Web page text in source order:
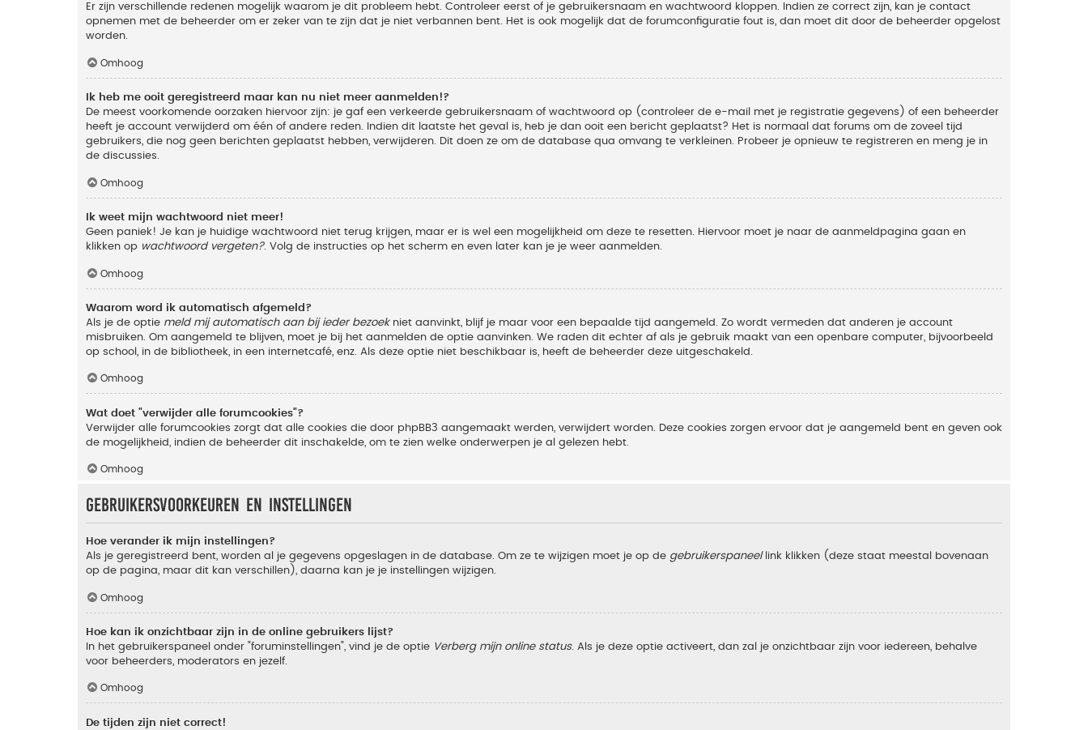
Er zijn verschillende redenen mogelijk waarom je dit probleem hebt. Controleer eerst of je gebruikersnaam en wachtwoord kloppen. Indien ze correct zijn, kan je contact
opnemen met de beheerder om er zeker van te zijn dat je niet verbannen bent. Het is ook mogelijk dat de forumconfiguratie fout is, dan moet dit door de beheerder opgelost
worden.
Omhoog
Ik heb me ooit geregistreerd maar kan nu niet meer aanmelden!?
De meest voorkomende oorzaken hiervoor zijn: je gaf een verkeerde gebruikersnaam of wachtwoord op (controleer de e-mail met je registratie gegevens) of een beheerder
heeft je account verwijderd om één of andere reden. Indien dit laatste het geval is, heb je dan ooit een bericht geplaatst? Het is normaal dat forums om de zoveel tijd
gebruikers, die nog geen berichten geplaatst hebben, verwijderen. Dit doen ze om de database qua omvang te verkleinen. Probeer je opnieuw te registreren en meng je in
de discussies.
Omhoog
Ik weet mijn wachtwoord niet meer!
Geen paniek! Je kan je huidige wachtwoord niet terug krijgen, maar er is wel een mogelijkheid om deze te resetten. Hiervoor moet je naar de aanmeldpagina gaan en
klikken op wachtwoord vergeten?. Volg de instructies op het scherm en even later kan je je weer aanmelden.
Omhoog
Waarom word ik automatisch afgemeld?
Als je de optie meld mij automatisch aan bij ieder bezoekniet aanvinkt, blijf je maar voor een bepaalde tijd aangemeld. Zo wordt vermeden dat anderen je account
misbruiken. Om aangemeld te blijven, moet je bij het aanmelden de optie aanvinken. We raden dit echter af als je gebruik maakt van een openbare computer, bijvoorbeeld
op school, in de bibliotheek, in een internetcafé, enz. Als deze optie niet beschikbaar is, heeft de beheerder deze uitgeschakeld.
Omhoog
Wat doet "verwijder alle forumcookies"?
Verwijder alle forumcookies zorgt dat alle cookies die door phpBB3 aangemaakt werden, verwijdert worden. Deze cookies zorgen ervoor dat je aangemeld bent en geven ook
de mogelijkheid, indien de beheerder dit inschakelde, om te zien welke onderwerpen je al gelezen hebt.
Omhoog
Gebruikersvoorkeuren en instellingen
Hoe verander ik mijn instellingen?
Als je geregistreerd bent, worden al je gegevens opgeslagen in de database. Om ze te wijzigen moet je op de gebruikerspaneellink klikken (deze staat meestal bovenaan
op de pagina, maar dit kan verschillen), daarna kan je je instellingen wijzigen.
Omhoog
Hoe kan ik onzichtbaar zijn in de online gebruikers lijst?
In het gebruikerspaneel onder "foruminstellingen", vind je de optie Verberg mijn online status. Als je deze optie activeert, dan zal je onzichtbaar zijn voor iedereen, behalve
voor beheerders, moderators en jezelf.
Omhoog
De tijden zijn niet correct!